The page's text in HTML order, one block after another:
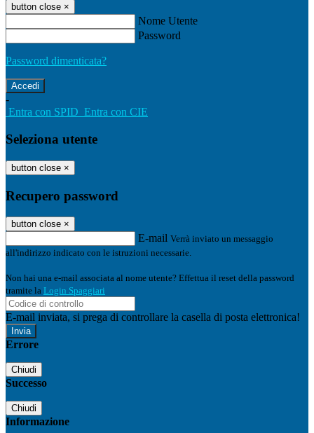
button close ×
Nome Utente
Password
Password dimenticata?
-
Entra con SPID Entra con CIE
Seleziona utente
button close ×
Recupero password
button close ×
E-mail Verrà inviato un messaggio
all'indirizzo indicato con le istruzioni necessarie.
Non hai una e-mail associata al nome utente? Effettua il reset della password
tramite la Login Spaggiari
E-mail inviata, si prega di controllare la casella di posta elettronica!
Errore
Chiudi
Successo
Chiudi
Informazione